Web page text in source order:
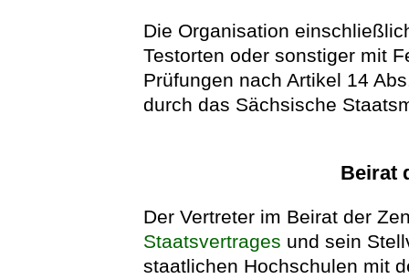
Die Organisation
Testorten oder sonstiger mit
Prüfungen nach Artikel 14
durch das Sächsische
Beirat
Der Vertreter im Beirat der
Staatsvertrages und sein
staatlichen Hochschulen mit